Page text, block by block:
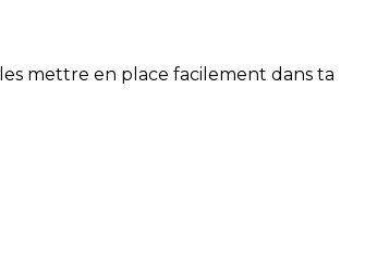
mettre en place facilement dans ta